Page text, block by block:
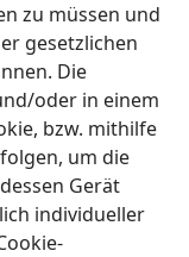
zu müssen und
gesetzlichen
Die
oder in einem
bzw. mithilfe
um die
Gerät
individueller